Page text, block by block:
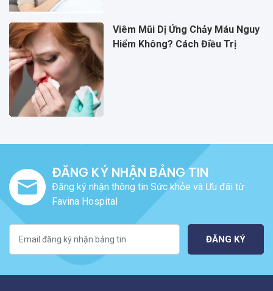
Viêm Mũi Dị Ứng Chảy Máu Nguy
Hiểm Không? Cách Điều Trị
ĐĂNG KÝ NHẬN BẢNG TIN
Đăng ký nhận thông tin Sức khỏe và Ưu đãi từ
Favina Hospital
ĐĂNG KÝ